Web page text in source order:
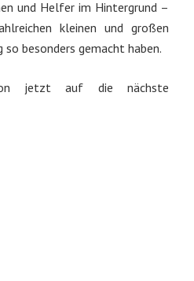
und Helfer im Hintergrund –
kleinen und großen
so besonders gemacht haben.
jetzt auf die nächste